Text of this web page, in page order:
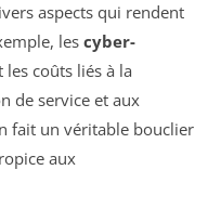
aspects qui rendent
les cyber-
coûts liés à la
de service et aux
fait un véritable bouclier
aux